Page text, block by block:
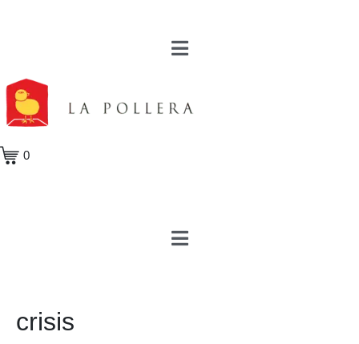
0
crisis